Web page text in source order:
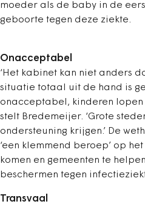
moeder als de baby in de
geboorte tegen deze ziekte.
Onacceptabel
‘Het kabinet kan niet anders
situatie totaal uit de hand is
onacceptabel, kinderen lopen
stelt Bredemeijer. ‘Grote
ondersteuning krijgen.’ De
‘een klemmend beroep’ op
komen en gemeenten te
beschermen tegen
Transvaal